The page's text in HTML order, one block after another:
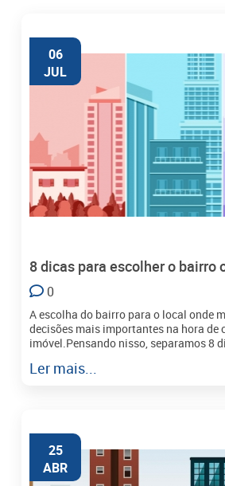
06
JUL
8 dicas para escolher o bairro
0
A escolha do bairro para o local onde
decisões mais importantes na hora de
imóvel.Pensando nisso, separamos 8
Ler mais...
25
ABR